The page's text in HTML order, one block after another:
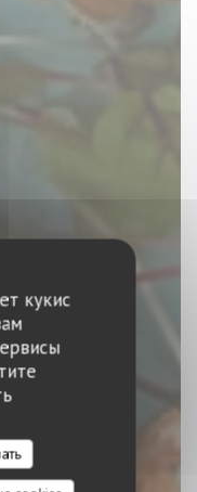
кукис
LUXEMBOURG